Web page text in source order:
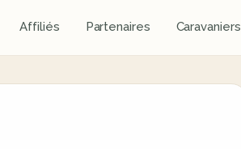
Affiliés Partenaires Caravaniers